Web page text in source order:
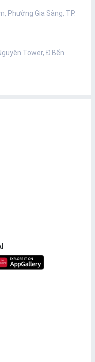
Phường Gia Sàng, TP.
Tower, Đ.Bến